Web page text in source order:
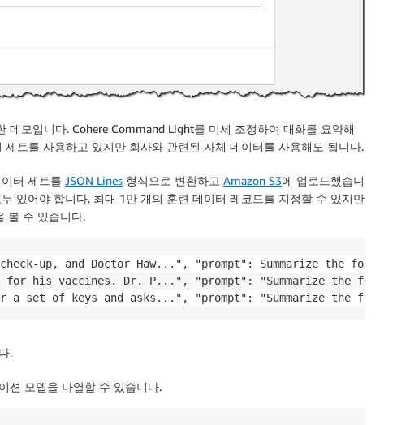
데모입니다. Cohere Command Light를 미세 조정하여 대화를 요약해
세트를 사용하고 있지만 회사와 관련된 자체 데이터를 사용해도 됩니다.
터 세트를 JSON Lines 형식으로 변환하고 Amazon S3에 업로드했습니
있어야 합니다. 최대 1만 개의 훈련 데이터 레코드를 지정할 수 있지만
볼 수 있습니다.
up, and Doctor Haw...", "prompt": Summarize the
for his vaccines. Dr. P...", "prompt": "Summarize the
a set of keys and asks...", "prompt": "Summarize the
.
션 모델을 나열할 수 있습니다.